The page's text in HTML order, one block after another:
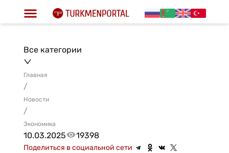
Все категории
Главная
/
Новости
/
Экономика
10.03.2025 19398
Поделиться в социальной сети